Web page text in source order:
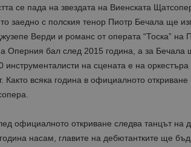
се пада на звездата на Виенската
заедно с полския тенор Пиотр Бечала ще
Верди и романс от операта “Тоска”
Оперния бал след 2015 година, а за
инструменталисти на сцената е на
Както всяка година в официалното
официалното откриване следва танцът на
насам, главите на дебютантките ще